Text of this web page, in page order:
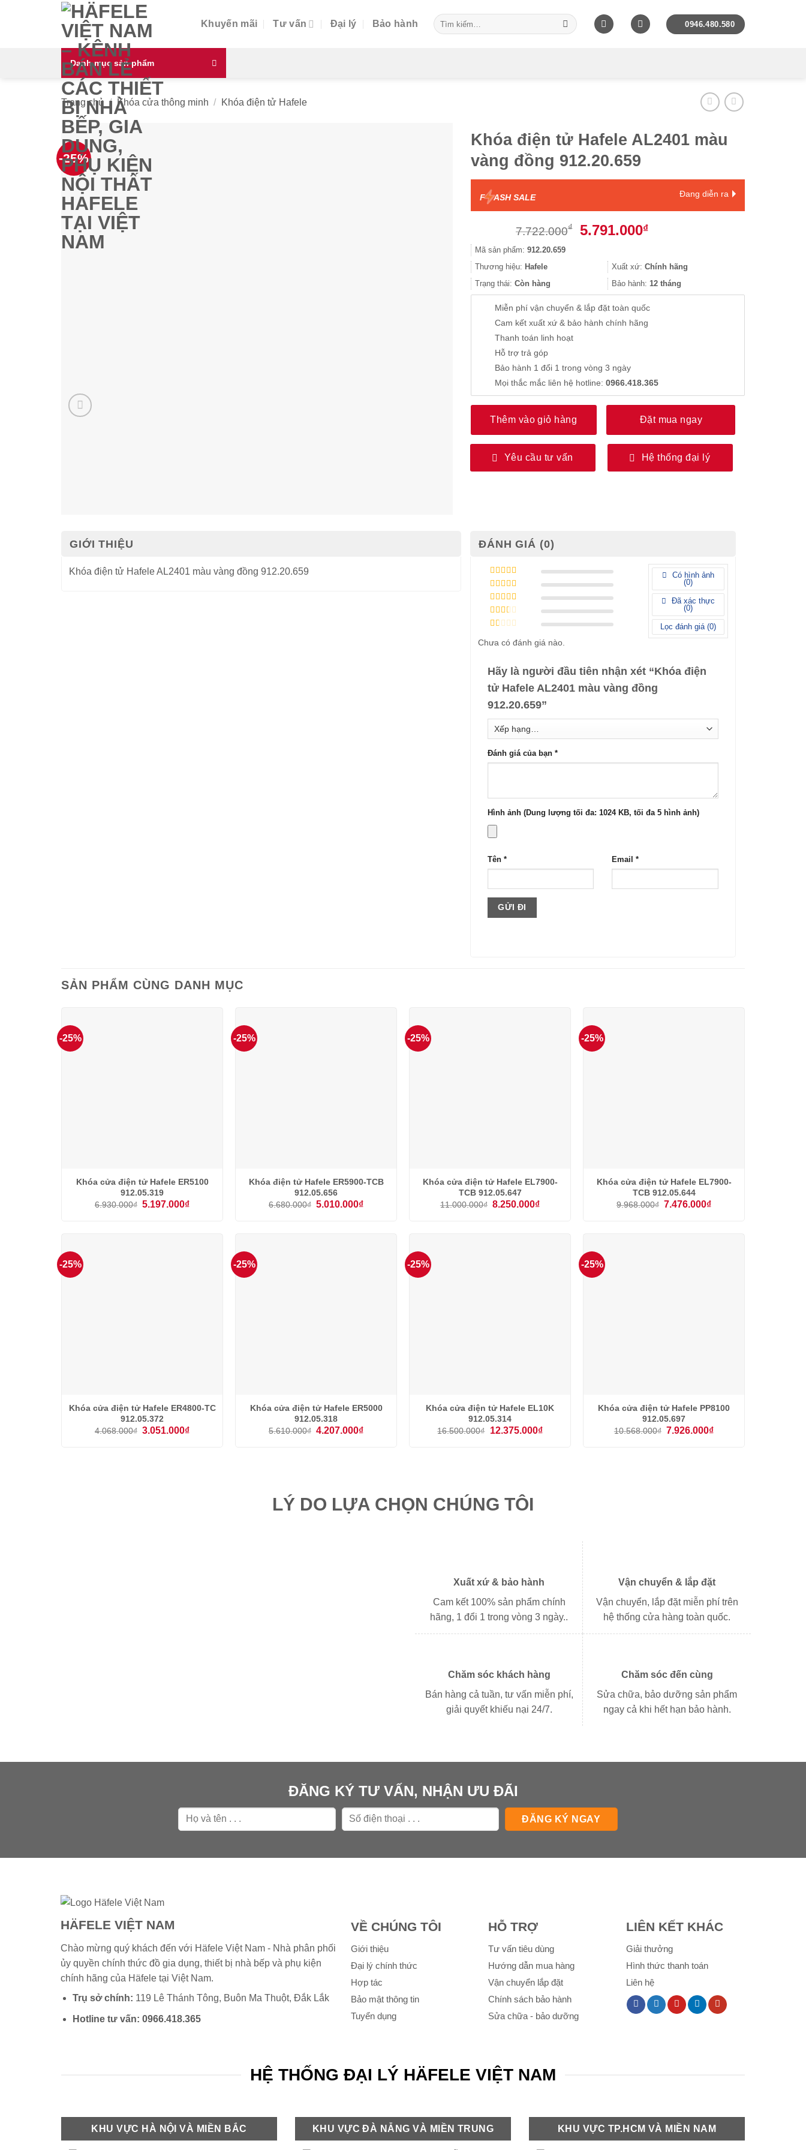
Khuyến mãi Tư vấn Đại lý Bảo hành
Tìm
kiếm:
0946.480.580
Danh mục sản phẩm
Trang chủ / Khóa cửa thông minh / Khóa điện tử Hafele
-25%
Khóa điện tử Hafele AL2401 màu
vàng đồng 912.20.659
F ASH SALE Đang diễn ra
7.722.000₫
Giá
7.722.000₫.
5.791.000₫Giá
là:
5.791.000₫.
Mã sản phẩm: 912.20.659
Thương hiệu: Hafele Xuất xứ:Chính hãng
Trạng thái: Còn hàng Bảo hành:12 tháng
Miễn phí vận chuyển & lắp đặt toàn quốc
Cam kết xuất xứ & bảo hành chính hãng
Thanh toán linh hoạt
Hỗ trợ trả góp
Bảo hành 1 đổi 1 trong vòng 3 ngày
Mọi thắc mắc liên hệ hotline: 0966.418.365
Thêm vào giỏ hàng Đặt mua ngay
Yêu cầu tư vấn Hệ thống đại lý
GIỚI THIỆU
Khóa điện tử Hafele AL2401 màu vàng đồng 912.20.659
ĐÁNH GIÁ (0)
Được xếp
hạng55 sao
Được xếp
hạng45
sao
Được
xếp
hạng3
Được
hạng
25
xếp
5
sao
Có hình ảnh
(0)
Đã xác thực
(0)
Lọc đánh giá (0)
Chưa có đánh giá nào.
Hãy là người đầu tiên nhận xét “Khóa điện
tử Hafele AL2401 màu vàng đồng
912.20.659”
Đánh giá của bạn *
Hình ảnh (Dung lượng tối đa: 1024 KB, tối đa 5 hình ảnh)
Tên * Email*
SẢN PHẨM CÙNG DANH MỤC
-25%
Khóa cửa điện tử Hafele ER5100
912.05.319
6.930.000₫ Giá
5.197.000₫Giá
5.197.000₫.
-25%
Khóa điện tử Hafele ER5900-TCB
912.05.656
6.680.000₫ Giá
5.010.000₫Giá
5.010.000₫.
-25%
Khóa cửa điện tử Hafele EL7900-
TCB 912.05.647
11.000.000₫ Giá
8.250.000₫Giá
8.250.000₫.
-25%
Khóa cửa điện tử Hafele EL7900-
TCB 912.05.644
9.968.000₫ Giá
7.476.000₫Giá
7.476.000₫.
-25%
Khóa cửa điện tử Hafele ER4800-TC
912.05.372
4.068.000₫ Giá
3.051.000₫Giá
-25%
Khóa cửa điện tử Hafele ER5000
912.05.318
5.610.000₫ Giá
4.207.000₫Giá
-25%
Khóa cửa điện tử Hafele EL10K
912.05.314
16.500.000₫
Giá
12.375.000₫Giá
-25%
Khóa cửa điện tử Hafele PP8100
912.05.697
10.568.000₫ Giá
7.926.000₫Giá
LÝ DO LỰA CHỌN CHÚNG TÔI
Xuất xứ & bảo hành
Cam kết 100% sản phẩm chính
hãng, 1 đổi 1 trong vòng 3 ngày..
Vận chuyển & lắp đặt
Vận chuyển, lắp đặt miễn phí trên
hệ thống cửa hàng toàn quốc.
Chăm sóc khách hàng
Bán hàng cả tuần, tư vấn miễn phí,
giải quyết khiếu nại 24/7.
Chăm sóc đến cùng
Sửa chữa, bảo dưỡng sản phẩm
ngay cả khi hết hạn bảo hành.
ĐĂNG KÝ TƯ VẤN, NHẬN ƯU ĐÃI
HÄFELE VIỆT NAM
Chào mừng quý khách đến với Häfele Việt Nam - Nhà phân phối
ủy quyền chính thức đồ gia dụng, thiết bị nhà bếp và phụ kiện
chính hãng của Häfeletại Việt Nam.
Trụ sở chính: 119 Lê Thánh Tông, Buôn Ma Thuột, Đắk Lắk
Hotline tư vấn:0966.418.365
VỀ CHÚNG TÔI
Giới thiệu
Đại lý chính thức
Hợp tác
Bảo mật thông tin
Tuyển dụng
HỖ TRỢ
Tư vấn tiêu dùng
Hướng dẫn mua hàng
Vận chuyển lắp đặt
Chính sách bảo hành
Sửa chữa - bảo dưỡng
LIÊN KẾT KHÁC
Giải thưởng
Hình thức thanh toán
Liên hệ
HỆ THỐNG ĐẠI LÝ HÄFELE VIỆT NAM
KHU VỰC HÀ NỘI VÀ MIỀN BẮC KHU VỰC ĐÀ NẴNG VÀ MIỀN TRUNG KHU VỰC TP.HCM VÀ MIỀN NAM